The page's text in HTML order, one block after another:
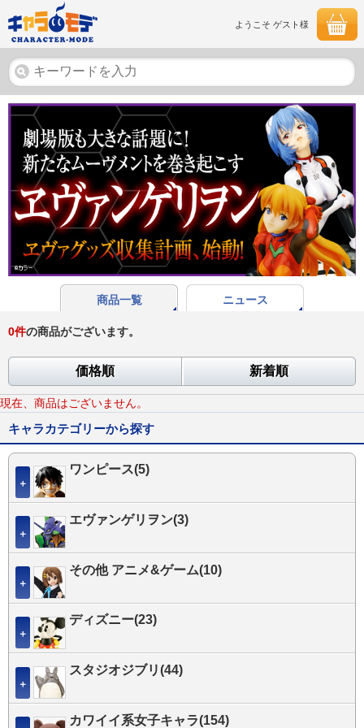
ようこそ ゲスト様
商品一覧 ニュース
0件の商品がございます。
価格順 新着順
現在、商品はございません。
キャラカテゴリーから探す
＋
ワンピース(5)
＋
エヴァンゲリヲン(3)
＋
その他 アニメ&ゲーム(10)
＋
ディズニー(23)
＋
スタジオジブリ(44)
カワイイ系女子キャラ(154)